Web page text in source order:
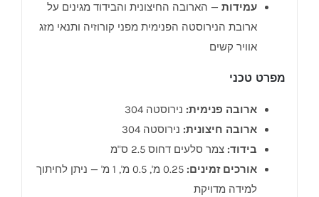
עמידות— הארובה החיצונית והבידוד מגינים על
ארובת הנירוסטה הפנימית מפני קורוזיה ותנאי מזג
אוויר קשים
מפרט טכני
ארובה פנימית: נירוסטה 304
ארובה חיצונית: נירוסטה 304
בידוד: צמר סלעים דחוס 2.5 ס"מ
אורכים זמינים:
0.25 מ', 0.5 מ', 1 מ' — ניתן לחיתוך
למידה מדויקת